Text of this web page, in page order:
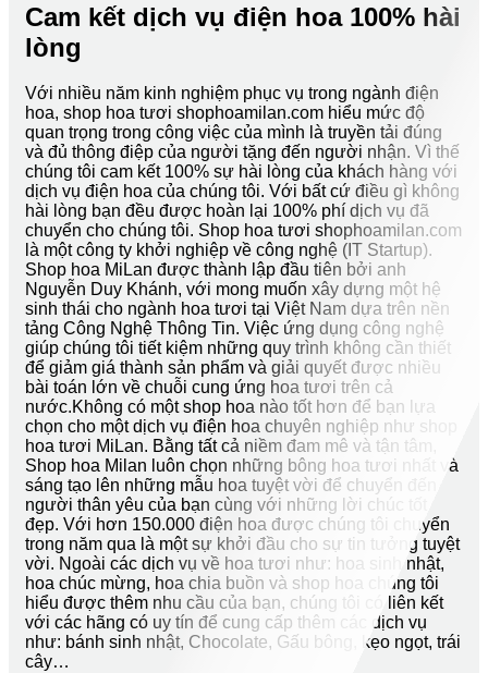
Cam kết dịch vụ điện hoa 100% hài
lòng
Với nhiều năm kinh nghiệm phục vụ trong ngành điện
hoa, shop hoa tươi shophoamilan.com hiểu mức độ
quan trọng trong công việc của mình là truyền tải đúng
và đủ thông điệp của người tặng đến người nhận. Vì thế
chúng tôi cam kết 100% sự hài lòng của khách hàng với
dịch vụ điện hoa của chúng tôi. Với bất cứ điều gì không
hài lòng bạn đều được hoàn lại 100% phí dịch vụ đã
chuyển cho chúng tôi. Shop hoa tươi shophoamilan.com
là một công ty khởi nghiệp về công nghệ (IT Startup).
Shop hoa MiLan được thành lập đầu tiên bởi anh
Nguyễn Duy Khánh, với mong muốn xây dựng một hệ
sinh thái cho ngành hoa tươi tại Việt Nam dựa trên nền
tảng Công Nghệ Thông Tin. Việc ứng dụng công nghệ
giúp chúng tôi tiết kiệm những quy trình không cần thiết
để giảm giá thành sản phẩm và giải quyết được nhiều
bài toán lớn về chuỗi cung ứng hoa tươi trên cả
nước.Không có một shop hoa nào tốt hơn để bạn lựa
chọn cho một dịch vụ điện hoa chuyên nghiệp như shop
hoa tươi MiLan. Bằng tất cả niềm đam mê và tận tâm,
Shop hoa Milan luôn chọn những bông hoa tươi nhất và
sáng tạo lên những mẫu hoa tuyệt vời để chuyển đến
người thân yêu của bạn cùng với những lời chúc tốt
đẹp. Với hơn 150.000 điện hoa được chúng tôi chuyển
trong năm qua là một sự khởi đầu cho sự tin tưởng tuyệt
vời. Ngoài các dịch vụ về hoa tươi như: hoa sinh nhật,
hoa chúc mừng, hoa chia buồn và shop hoa chúng tôi
hiểu được thêm nhu cầu của bạn, chúng tôi có liên kết
với các hãng có uy tín để cung cấp thêm các dịch vụ
như: bánh sinh nhật, Chocolate, Gấu bông, kẹo ngọt, trái
cây…